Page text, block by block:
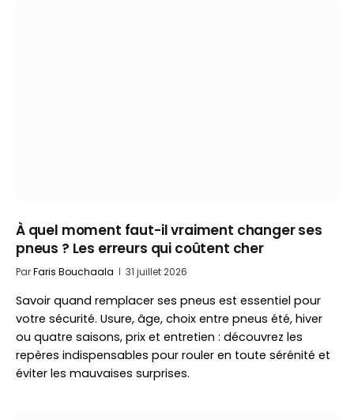
À quel moment faut-il vraiment changer ses
pneus ? Les erreurs qui coûtent cher
ParFaris Bouchaala 31 juillet 2026
Savoir quand remplacer ses pneus est essentiel pour
votre sécurité. Usure, âge, choix entre pneus été, hiver
ou quatre saisons, prix et entretien : découvrez les
repères indispensables pour rouler en toute sérénité et
éviter les mauvaises surprises.